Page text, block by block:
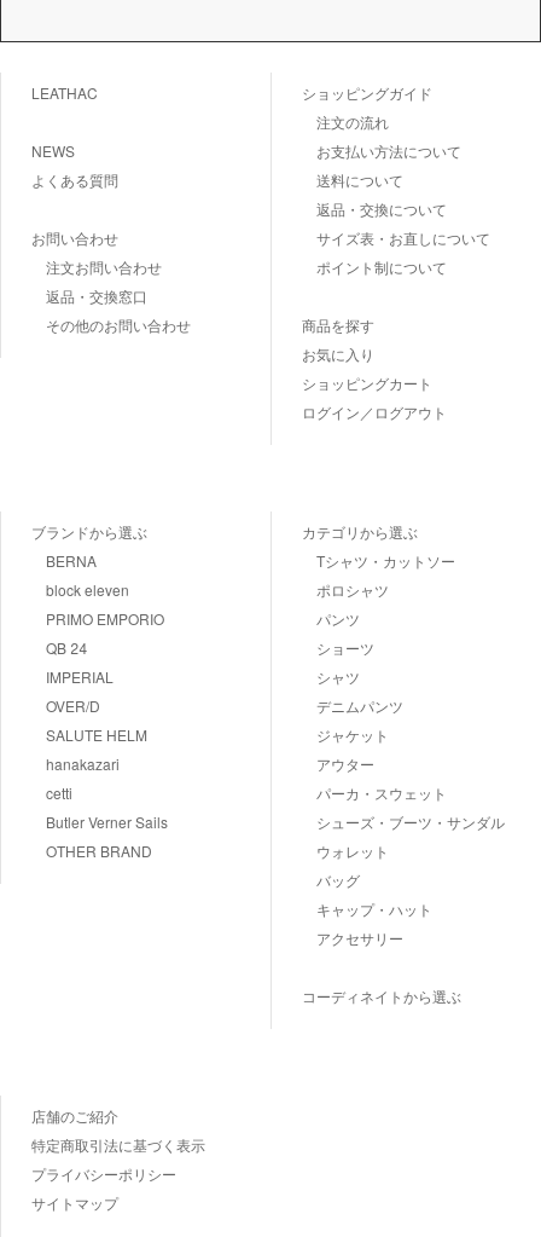
LEATHAC
NEWS
よくある質問
お問い合わせ
注文お問い合わせ
返品・交換窓口
その他のお問い合わせ
ショッピングガイド
注文の流れ
お支払い方法について
送料について
返品・交換について
サイズ表・お直しについて
ポイント制について
商品を探す
お気に入り
ショッピングカート
ログイン／ログアウト
ブランドから選ぶ
BERNA
block eleven
PRIMO EMPORIO
QB 24
IMPERIAL
OVER/D
SALUTE HELM
hanakazari
cetti
Butler Verner Sails
OTHER BRAND
カテゴリから選ぶ
Tシャツ・カットソー
ポロシャツ
パンツ
ショーツ
シャツ
デニムパンツ
ジャケット
アウター
パーカ・スウェット
シューズ・ブーツ・サンダル
ウォレット
バッグ
キャップ・ハット
アクセサリー
コーディネイトから選ぶ
店舗のご紹介
特定商取引法に基づく表示
プライバシーポリシー
サイトマップ